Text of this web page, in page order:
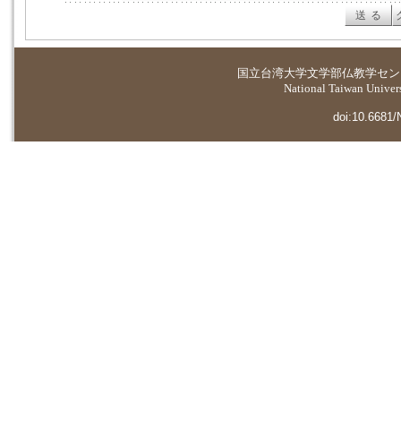
国立台湾大学文学部仏教学セ
National Taiwan
doi:10.6681/